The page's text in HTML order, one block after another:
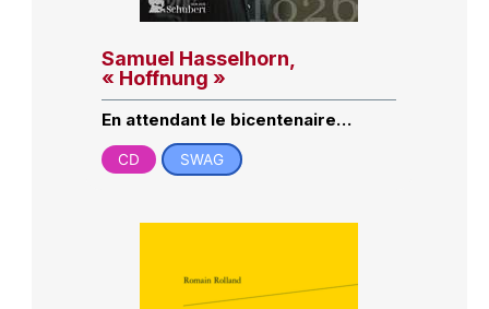
Samuel Hasselhorn,
« Hoffnung »
En attendant le bicentenaire…
CD SWAG